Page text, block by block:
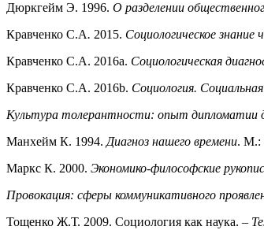
Дюркгейм Э. 1996. О разделении
Кравченко С.А. 2015. Социологическое
Кравченко С.А. 2016a. Социологическая
Кравченко С.А. 2016b. Социология.
Культура толерантности: опыт дипломатии
Манхейм К. 1994. Диагноз нашего времени. М.:
Маркс К. 2000. Экономико-философские
Провокация: сферы коммуникативного
Тощенко Ж.Т. 2009. Социология как наука. –